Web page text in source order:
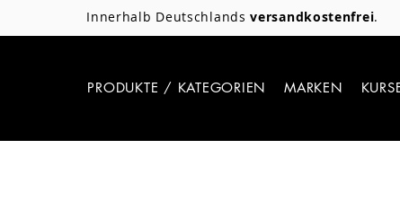
Innerhalb Deutschlandsversandkostenfrei.
PRODUKTE / KATEGORIEN MARKEN